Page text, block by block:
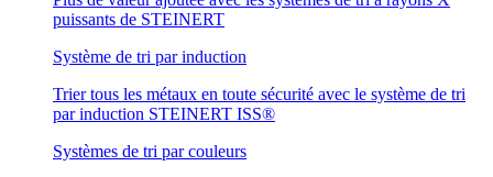
puissants de STEINERT
Système de tri par induction
Trier tous les métaux en toute sécurité avec le système de tri
par induction STEINERT ISS®
Systèmes de tri par couleurs